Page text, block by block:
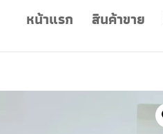
หน้าแรก สินค้าขาย